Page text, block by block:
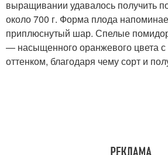
выращивании удавалось получить
около 700 г. Форма плода
приплюснутый шар. Спелые
— насыщенного оранжевого цвета с
оттенком, благодаря чему сорт и